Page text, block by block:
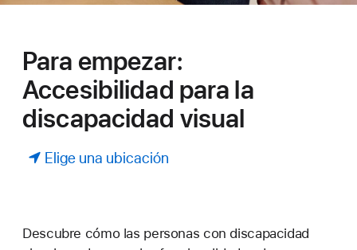
Para empezar:
Accesibilidad para la
discapacidad visual
Elige una ubicación
Descubre cómo las personas con discapacidad